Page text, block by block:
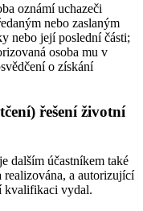
oznámí uchazeči
nebo zaslaným
nebo její poslední části;
osoba mu v
o získání
řešení životní
dalším účastníkem také
realizována, a autorizující
kvalifikaci vydal.